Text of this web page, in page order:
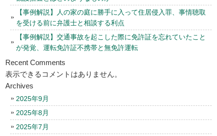
【事例解説】人の家の庭に勝手に入って住居侵入罪、事情聴取
を受ける前に弁護士と相談する利点
【事例解説】交通事故を起こした際に免許証を忘れていたこと
が発覚、運転免許証不携帯と無免許運転
Recent Comments
表示できるコメントはありません。
Archives
2025年9月
2025年8月
2025年7月